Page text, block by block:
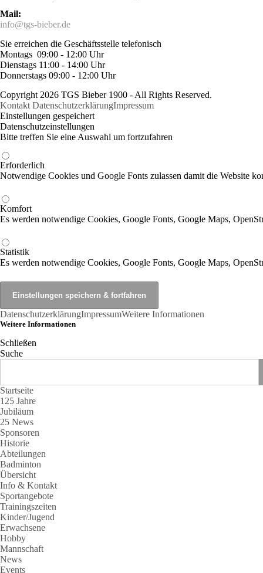
Mail:
info@tgs-bieber.de
Sie erreichen die Geschäftsstelle telefonisch
Montags 09:00 - 12:00 Uhr
Dienstags 11:00 - 14:00 Uhr
Donnerstags 09:00 - 12:00 Uhr
Copyright 2026 TGS Bieber 1900 - All Rights Reserved.
Kontakt DatenschutzerklärungImpressum
Einstellungen gespeichert
Datenschutzeinstellungen
Bitte treffen Sie eine Auswahl um fortzufahren
Erforderlich
Notwendige Cookies und Google Fonts zulassen damit die Website
Komfort
Es werden notwendige Cookies, Google Fonts, Google Maps,
Statistik
Es werden notwendige Cookies, Google Fonts, Google Maps,
DatenschutzerklärungImpressumWeitere Informationen
Weitere Informationen
Schließen
Suche
Startseite
125 Jahre
Jubiläum
25 News
Sponsoren
Historie
Abteilungen
Badminton
Übersicht
Info & Kontakt
Sportangebote
Trainingszeiten
Kinder/Jugend
Erwachsene
Hobby
Mannschaft
News
Events